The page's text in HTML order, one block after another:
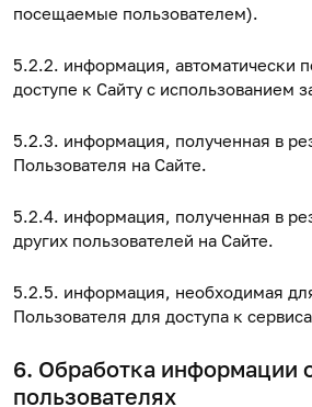
посещаемые пользователем).
5.2.2. информация, автоматически
доступе к Сайту с использованием
5.2.3. информация, полученная в
Пользователя на Сайте.
5.2.4. информация, полученная в
других пользователей на Сайте.
5.2.5. информация, необходимая
Пользователя для доступа к
6. Обработка информации
пользователях